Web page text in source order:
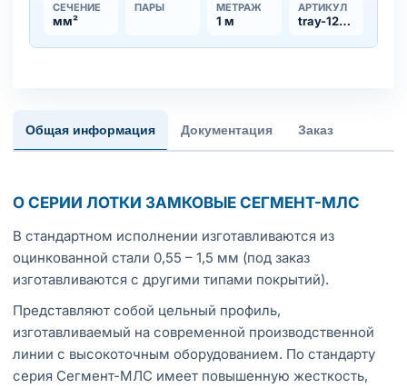
СЕЧЕНИЕ
мм²
ПАРЫ МЕТРАЖ
1 м
АРТИКУЛ
tray-123253
Общая информация Документация Заказ
О СЕРИИ ЛОТКИ ЗАМКОВЫЕ СЕГМЕНТ-МЛС
В стандартном исполнении изготавливаются из
оцинкованной стали 0,55 – 1,5 мм (под заказ
изготавливаются с другими типами покрытий).
Представляют собой цельный профиль,
изготавливаемый на современной производственной
линии с высокоточным оборудованием. По стандарту
серия Сегмент-МЛС имеет повышенную жесткость,